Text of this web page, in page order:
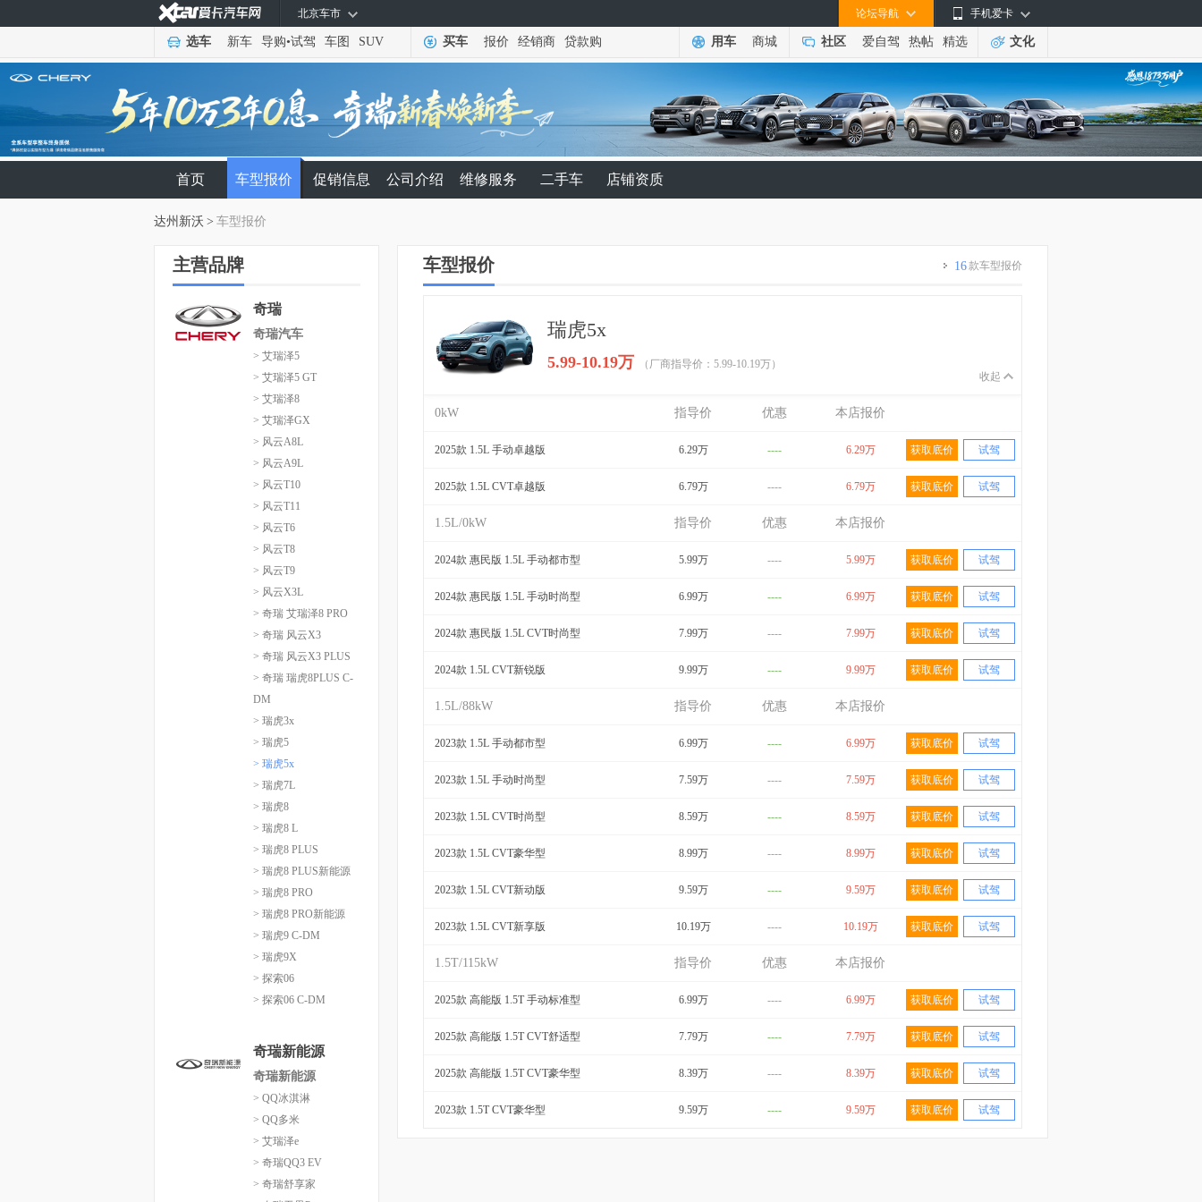
手机爱卡
论坛导航
北京车市
选车 新车 导购•试驾 车图 SUV 买车 报价 经销商 贷款购 用车 商城 社区 爱自驾 热帖 精选 文化
首页 车型报价 促销信息 公司介绍 维修服务 二手车 店铺资质
达州新沃 > 车型报价
主营品牌
奇瑞
奇瑞汽车
> 艾瑞泽5
> 艾瑞泽5 GT
> 艾瑞泽8
> 艾瑞泽GX
> 风云A8L
> 风云A9L
> 风云T10
> 风云T11
> 风云T6
> 风云T8
> 风云T9
> 风云X3L
> 奇瑞 艾瑞泽8 PRO
> 奇瑞 风云X3
> 奇瑞 风云X3 PLUS
> 奇瑞 瑞虎8PLUS C-
DM
> 瑞虎3x
> 瑞虎5
> 瑞虎5x
> 瑞虎7L
> 瑞虎8
> 瑞虎8 L
> 瑞虎8 PLUS
> 瑞虎8 PLUS新能源
> 瑞虎8 PRO
> 瑞虎8 PRO新能源
> 瑞虎9 C-DM
> 瑞虎9X
> 探索06
> 探索06 C-DM
奇瑞新能源
奇瑞新能源
> QQ冰淇淋
> QQ多米
> 艾瑞泽e
> 奇瑞QQ3 EV
> 奇瑞舒享家
车型报价 16款车型报价
瑞虎5x
5.99-10.19万
（厂商指导价：5.99-10.19万）
收起
0kW 指导价 优惠 本店报价
2025款 1.5L 手动卓越版 6.29万 ---- 6.29万 获取底价 试驾
2025款 1.5L CVT卓越版 6.79万 ---- 6.79万 获取底价 试驾
1.5L/0kW 指导价 优惠 本店报价
2024款 惠民版 1.5L 手动都市型 5.99万 ---- 5.99万 获取底价 试驾
2024款 惠民版 1.5L 手动时尚型 6.99万 ---- 6.99万 获取底价 试驾
2024款 惠民版 1.5L CVT时尚型 7.99万 ---- 7.99万 获取底价 试驾
2024款 1.5L CVT新锐版 9.99万 ---- 9.99万 获取底价 试驾
1.5L/88kW 指导价 优惠 本店报价
2023款 1.5L 手动都市型 6.99万 ---- 6.99万 获取底价 试驾
2023款 1.5L 手动时尚型 7.59万 ---- 7.59万 获取底价 试驾
2023款 1.5L CVT时尚型 8.59万 ---- 8.59万 获取底价 试驾
2023款 1.5L CVT豪华型 8.99万 ---- 8.99万 获取底价 试驾
2023款 1.5L CVT新动版 9.59万 ---- 9.59万 获取底价 试驾
2023款 1.5L CVT新享版 10.19万 ---- 10.19万 获取底价 试驾
1.5T/115kW 指导价 优惠 本店报价
2025款 高能版 1.5T 手动标准型 6.99万 ---- 6.99万 获取底价 试驾
2025款 高能版 1.5T CVT舒适型 7.79万 ---- 7.79万 获取底价 试驾
2025款 高能版 1.5T CVT豪华型 8.39万 ---- 8.39万 获取底价 试驾
2023款 1.5T CVT豪华型 9.59万 ---- 9.59万 获取底价 试驾